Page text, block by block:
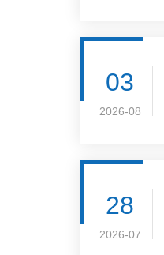
03
2026-08
28
2026-07